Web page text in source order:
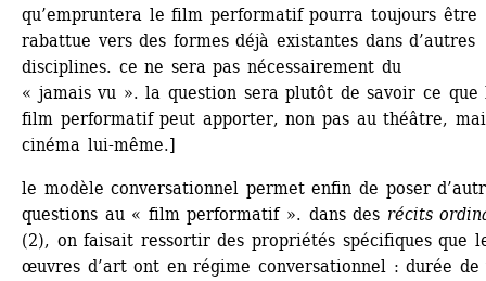
qu’empruntera le film performatif pourra toujours être
rabattue vers des formes déjà existantes dans d’autres
disciplines. ce ne sera pas nécessairement du
« jamais vu ». la question sera plutôt de savoir ce que
film performatif peut apporter, non pas au théâtre,
cinéma lui-même.]
le modèle conversationnel permet enfin de poser
questions au « film performatif ». dans des récits
(2), on faisait ressortir des propriétés spécifiques que
œuvres d’art ont en régime conversationnel : durée de